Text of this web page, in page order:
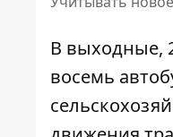
В выходные,
восемь